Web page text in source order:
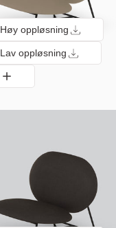
Høy oppløsning
Lav oppløsning